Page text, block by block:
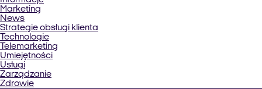
Marketing
News
Strategie obsługi klienta
Technologie
Telemarketing
Umiejętności
Usługi
Zarządzanie
Zdrowie